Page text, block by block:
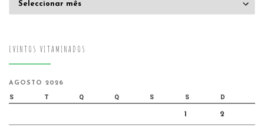
EVENTOS VITAMINADOS
AGOSTO 2026
S T Q Q S S D
1 2